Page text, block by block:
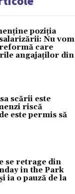
poziția
Nu vom
care
angajaților din
scării este
riscă
este permis să
se retrage din
in the Park
ia o pauză de la